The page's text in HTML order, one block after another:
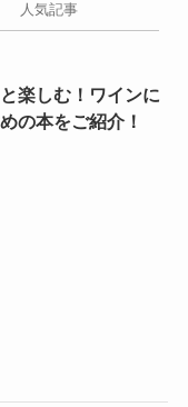
人気記事
楽しむ！ワインに
の本をご紹介！